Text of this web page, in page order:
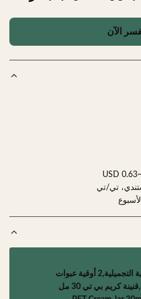
USD
تي/تي
1 أونصة من الزجاجات البلاستيكية التجميلية,2 أوقية عبوات
بي تي 30 مل